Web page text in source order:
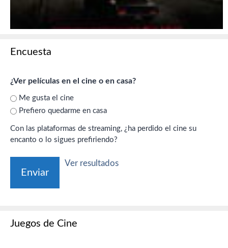
Encuesta
¿Ver películas en el cine o en casa?
Me gusta el cine
Prefiero quedarme en casa
Con las plataformas de streaming, ¿ha perdido el cine su
encanto o lo sigues prefiriendo?
Ver resultados
Juegos de Cine